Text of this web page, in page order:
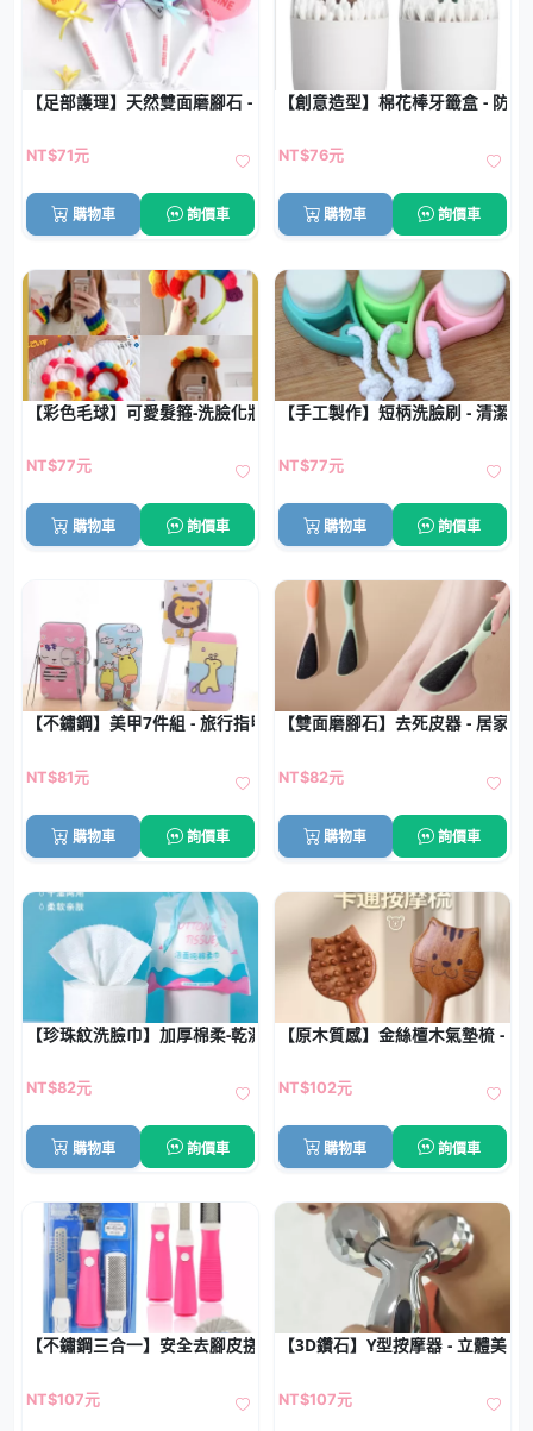
【足部護理】天然雙面磨腳石 - 去死皮搓腳板
NT$71元
購物車 詢價車
【創意造型】棉花棒牙籤盒 - 防塵
NT$76元
購物車 詢價車
【彩色毛球】可愛髮箍-洗臉化妝束髮帶
NT$77元
購物車 詢價車
【手工製作】短柄洗臉刷 - 清潔
NT$77元
購物車 詢價車
【不鏽鋼】美甲7件組 - 旅行指甲修剪套裝
NT$81元
購物車 詢價車
【雙面磨腳石】去死皮器 - 居家搓
NT$82元
購物車 詢價車
【珍珠紋洗臉巾】加厚棉柔-乾濕兩用美容巾
NT$82元
購物車 詢價車
【原木質感】金絲檀木氣墊梳 -
NT$102元
購物車 詢價車
【不鏽鋼三合一】安全去腳皮搓棒組 - 美體必備去死皮工具組
NT$107元
【3D鑽石】Y型按摩器 - 立體美容
NT$107元